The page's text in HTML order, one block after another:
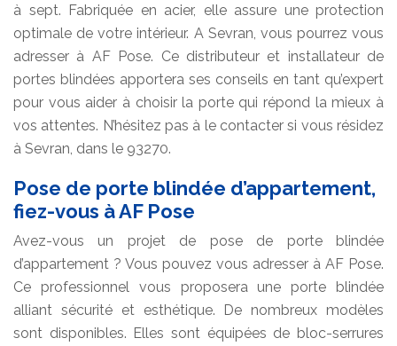
à sept. Fabriquée en acier, elle assure une protection
optimale de votre intérieur. A Sevran, vous pourrez vous
adresser à AF Pose. Ce distributeur et installateur de
portes blindées apportera ses conseils en tant qu’expert
pour vous aider à choisir la porte qui répond la mieux à
vos attentes. N’hésitez pas à le contacter si vous résidez
à Sevran, dans le 93270.
Pose de porte blindée d’appartement,
fiez-vous à AF Pose
Avez-vous un projet de pose de porte blindée
d’appartement ? Vous pouvez vous adresser à AF Pose.
Ce professionnel vous proposera une porte blindée
alliant sécurité et esthétique. De nombreux modèles
sont disponibles. Elles sont équipées de bloc-serrures